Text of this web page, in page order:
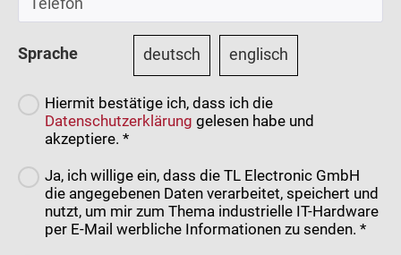
Sprache deutsch englisch
Hiermit bestätige ich, dass ich die
Datenschutzerklärung gelesen habe und
akzeptiere. *
Ja, ich willige ein, dass die TL Electronic GmbH
die angegebenen Daten verarbeitet, speichert und
nutzt, um mir zum Thema industrielle IT-Hardware
per E-Mail werbliche Informationen zu senden. *